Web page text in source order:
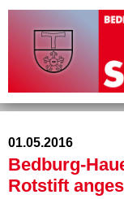
01.05.2016
Bedburg-
Rotstift